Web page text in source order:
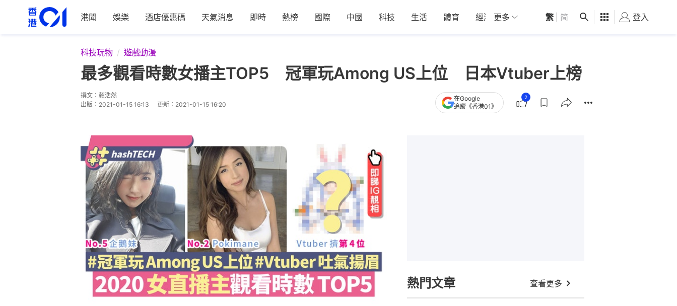
港聞 娛樂 酒店優惠碼 天氣消息 即時 熱榜 國際 中國 科技 生活 體育 經濟 01深圳 觀點 健康 好食玩飛
更多 繁 简 登入
科技玩物 遊戲動漫
最多觀看時數女播主TOP5 冠軍玩Among US上位 日本Vtuber上榜
撰文： 賴浩然
出版： 2021-01-15 16:13 更新： 2021-01-15 16:20
在Google
追蹤《香港01》
2
熱門文章 查看更多